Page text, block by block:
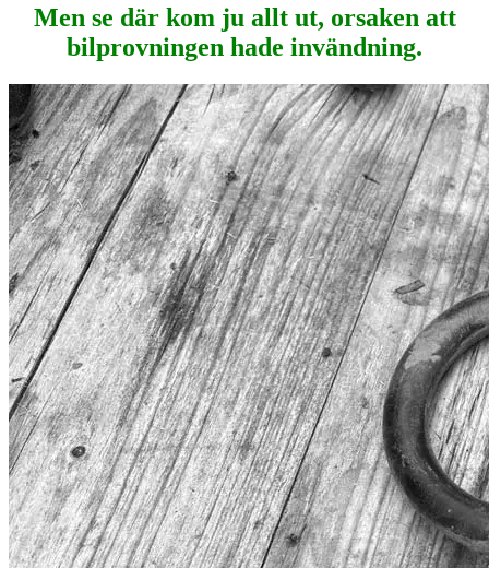
Men se där kom ju allt ut, orsaken att
bilprovningen hade invändning.